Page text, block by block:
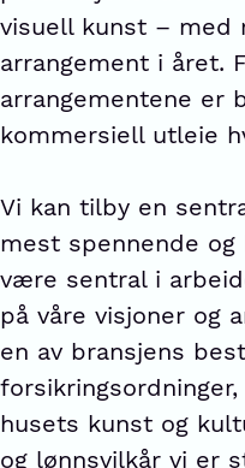
visuell kunst – med
arrangement i året.
arrangementene er
kommersiell utleie
Vi kan tilby en
mest spennende og
være sentral i
på våre visjoner og
en av bransjens
husets kunst og
og lønnsvilkår vi er